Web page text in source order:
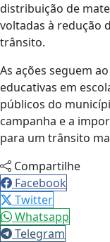
distribuição de
voltadas à redução
trânsito.
As ações seguem
educativas em
públicos do
campanha e a
para um trânsito
Compartilhe
Facebook
Twitter
Whatsapp
Telegram